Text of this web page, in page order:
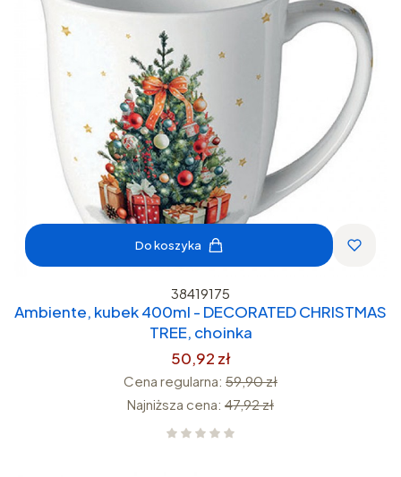
Do koszyka
38419175
Ambiente, kubek 400ml - DECORATED CHRISTMAS
TREE, choinka
50,92 zł
Cena regularna: 59,90 zł
Najniższa cena: 47,92 zł